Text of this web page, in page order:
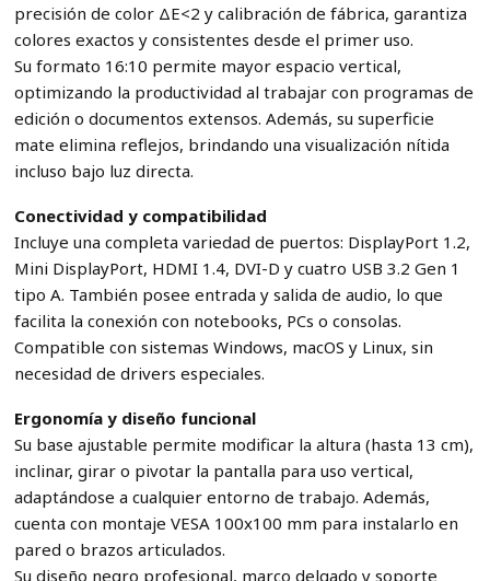
precisión de color ΔE<2 y calibración de fábrica, garantiza
colores exactos y consistentes desde el primer uso.
Su formato 16:10 permite mayor espacio vertical,
optimizando la productividad al trabajar con programas de
edición o documentos extensos. Además, su superficie
mate elimina reflejos, brindando una visualización nítida
incluso bajo luz directa.
Conectividad y compatibilidad
Incluye una completa variedad de puertos: DisplayPort 1.2,
Mini DisplayPort, HDMI 1.4, DVI-D y cuatro USB 3.2 Gen 1
tipo A. También posee entrada y salida de audio, lo que
facilita la conexión con notebooks, PCs o consolas.
Compatible con sistemas Windows, macOS y Linux, sin
necesidad de drivers especiales.
Ergonomía y diseño funcional
Su base ajustable permite modificar la altura (hasta 13 cm),
inclinar, girar o pivotar la pantalla para uso vertical,
adaptándose a cualquier entorno de trabajo. Además,
cuenta con montaje VESA 100x100 mm para instalarlo en
pared o brazos articulados.
Su diseño negro profesional, marco delgado y soporte